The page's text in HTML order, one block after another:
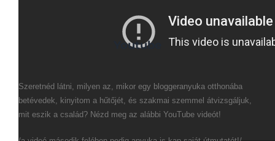
Youtube
Szeretnéd látni, milyen az, mikor egy bloggeranyuka otthonába
betévedek, kinyitom a hűtőjét, és szakmai szemmel átvizsgáljuk,
mit eszik a család? Nézd meg az alábbi YouTube videót!